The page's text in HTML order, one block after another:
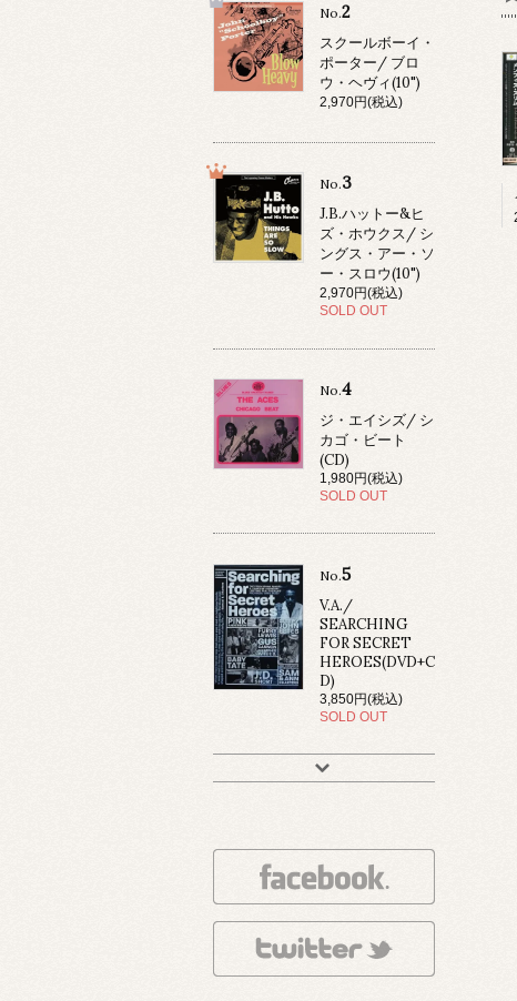
No.2
スクールボーイ・
ポーター/ ブロ
ウ・ヘヴィ(10")
2,970円(税込)
No.3
J.B.ハットー&ヒ
ズ・ホウクス/ シ
ングス・アー・ソ
ー・スロウ(10")
2,970円(税込)
SOLD OUT
No.4
ジ・エイシズ/ シ
カゴ・ビート
(CD)
1,980円(税込)
SOLD OUT
No.5
V.A./
SEARCHING
FOR SECRET
HEROES(DVD+C
D)
3,850円(税込)
SOLD OUT